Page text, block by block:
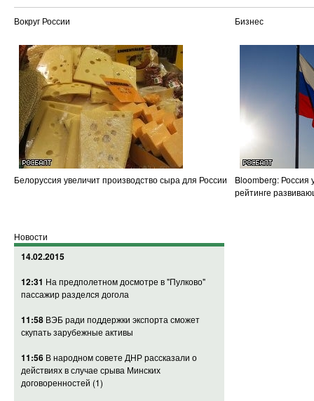
Вокруг России
Белоруссия увеличит производство сыра для России
Бизнес
Bloomberg: Россия
рейтинге
Новости
14.02.2015
12:31 На предполетном досмотре в "Пулково"
пассажир разделся догола
11:58 ВЭБ ради поддержки экспорта сможет
скупать зарубежные активы
11:56 В народном совете ДНР рассказали о
действиях в случае срыва Минских
договоренностей (1)